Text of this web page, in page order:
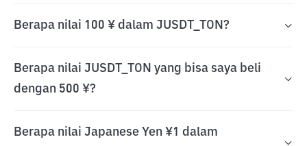
Berapa nilai 100 ¥ dalam JUSDT_TON?
Berapa nilai JUSDT_TON yang bisa saya beli
dengan 500 ¥?
Berapa nilai Japanese Yen ¥1 dalam